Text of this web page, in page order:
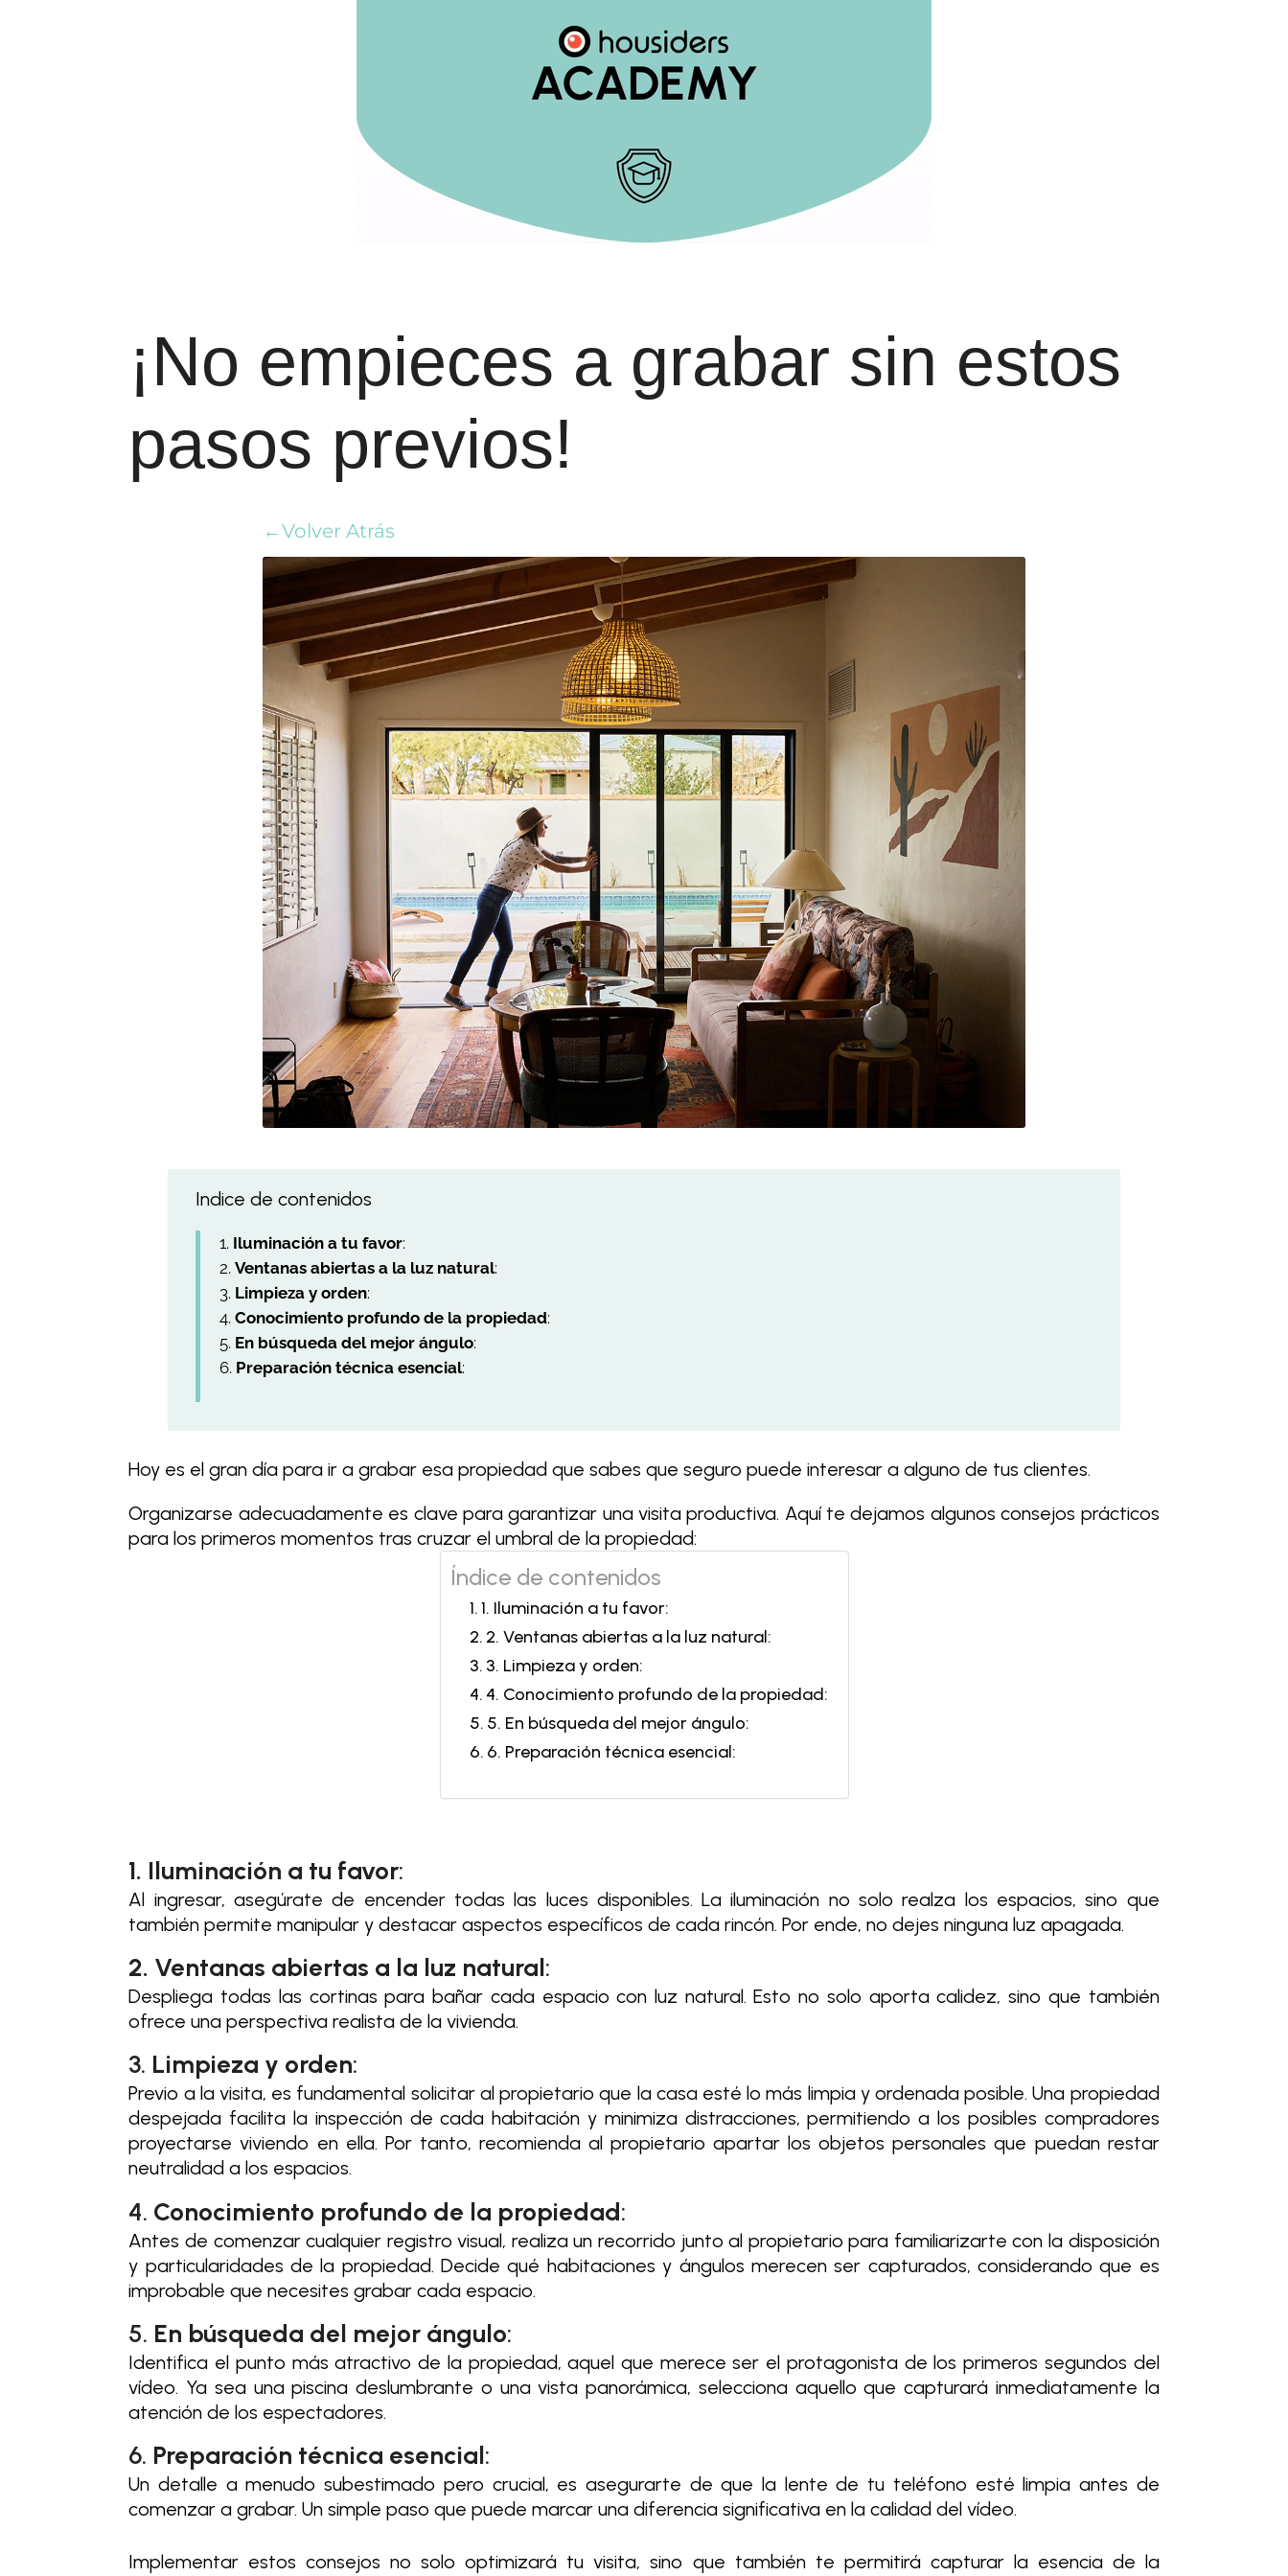
¡No empieces a grabar sin estos
pasos previos!
←Volver Atrás
Indice de contenidos
Iluminación a tu favor:
Ventanas abiertas a la luz natural:
Limpieza y orden:
Conocimiento profundo de la propiedad:
En búsqueda del mejor ángulo:
Preparación técnica esencial:
Hoy es el gran día para ir a grabar esa propiedad que sabes que seguro puede interesar a alguno de tus clientes.
Organizarse adecuadamente es clave para garantizar una visita productiva. Aquí te dejamos algunos consejos prácticos
para los primeros momentos tras cruzar el umbral de la propiedad:
Índice de contenidos
1. Iluminación a tu favor:
2. Ventanas abiertas a la luz natural:
3. Limpieza y orden:
4. Conocimiento profundo de la propiedad:
5. En búsqueda del mejor ángulo:
6. Preparación técnica esencial:
1. Iluminación a tu favor:
Al ingresar, asegúrate de encender todas las luces disponibles. La iluminación no solo realza los espacios, sino que
también permite manipular y destacar aspectos específicos de cada rincón. Por ende, no dejes ninguna luz apagada.
2. Ventanas abiertas a la luz natural:
Despliega todas las cortinas para bañar cada espacio con luz natural. Esto no solo aporta calidez, sino que también
ofrece una perspectiva realista de la vivienda.
3. Limpieza y orden:
Previo a la visita, es fundamental solicitar al propietario que la casa esté lo más limpia y ordenada posible. Una propiedad
despejada facilita la inspección de cada habitación y minimiza distracciones, permitiendo a los posibles compradores
proyectarse viviendo en ella. Por tanto, recomienda al propietario apartar los objetos personales que puedan restar
neutralidad a los espacios.
4. Conocimiento profundo de la propiedad:
Antes de comenzar cualquier registro visual, realiza un recorrido junto al propietario para familiarizarte con la disposición
y particularidades de la propiedad. Decide qué habitaciones y ángulos merecen ser capturados, considerando que es
improbable que necesites grabar cada espacio.
5. En búsqueda del mejor ángulo:
Identifica el punto más atractivo de la propiedad, aquel que merece ser el protagonista de los primeros segundos del
vídeo. Ya sea una piscina deslumbrante o una vista panorámica, selecciona aquello que capturará inmediatamente la
atención de los espectadores.
6. Preparación técnica esencial:
Un detalle a menudo subestimado pero crucial, es asegurarte de que la lente de tu teléfono esté limpia antes de
comenzar a grabar. Un simple paso que puede marcar una diferencia significativa en la calidad del vídeo.
Implementar estos consejos no solo optimizará tu visita, sino que también te permitirá capturar la esencia de la